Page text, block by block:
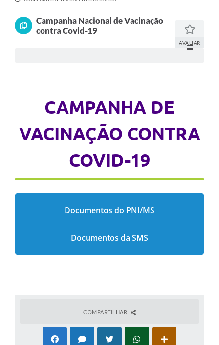
Campanha Nacional de Vacinação
contra Covid-19
AVALIAR
CAMPANHA DE
VACINAÇÃO CONTRA
COVID-19
Documentos do PNI/MS
Documentos da SMS
COMPARTILHAR